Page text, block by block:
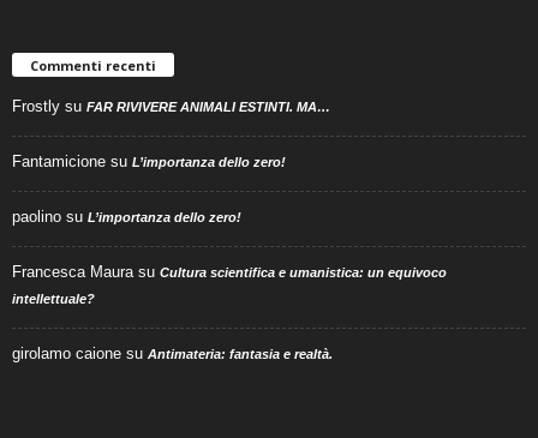
Commenti recenti
Frostly su FAR RIVIVERE ANIMALI ESTINTI. MA…
Fantamicione su L’importanza dello zero!
paolino su L’importanza dello zero!
Francesca Maura su Cultura scientifica e umanistica: un equivoco
intellettuale?
girolamo caione su Antimateria: fantasia e realtà.